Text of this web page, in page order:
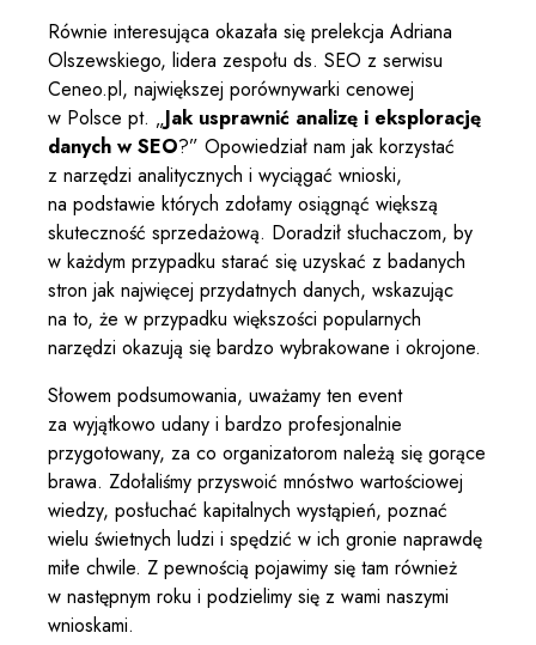
Równie interesująca okazała się prelekcja Adriana
Olszewskiego, lidera zespołu ds. SEO z serwisu
Ceneo.pl, największej porównywarki cenowej
w Polsce pt. „Jak usprawnić analizę i eksplorację
danych w SEO?” Opowiedział nam jak korzystać
z narzędzi analitycznych i wyciągać wnioski,
na podstawie których zdołamy osiągnąć większą
skuteczność sprzedażową. Doradził słuchaczom, by
w każdym przypadku starać się uzyskać z badanych
stron jak najwięcej przydatnych danych, wskazując
na to, że w przypadku większości popularnych
narzędzi okazują się bardzo wybrakowane i okrojone.
Słowem podsumowania, uważamy ten event
za wyjątkowo udany i bardzo profesjonalnie
przygotowany, za co organizatorom należą się gorące
brawa. Zdołaliśmy przyswoić mnóstwo wartościowej
wiedzy, posłuchać kapitalnych wystąpień, poznać
wielu świetnych ludzi i spędzić w ich gronie naprawdę
miłe chwile. Z pewnością pojawimy się tam również
w następnym roku i podzielimy się z wami naszymi
wnioskami.